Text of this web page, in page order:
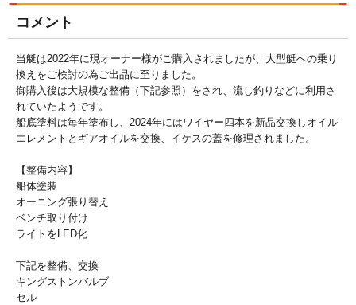
コメント
当艇は2022年に現オーナー様がご購入されましたが、大型艇への乗り
換えをご検討の為ご出品に至りました。
御購入後は大規模な整備（下記参照）をされ、流し釣りなどに利用さ
れていたようです。
船底塗料は毎年塗布し、2024年にはワイヤー四本を新品交換しオイル
エレメントとギアオイルを交換、イケスの蓋を修理されました。
【整備内容】
船体塗装
オーニング張り替え
ベンチ取り付け
ライトをLED化
下記を整備、交換
キングストンバルブ
セル